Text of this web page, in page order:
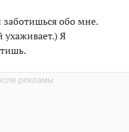
обо мне.
Я